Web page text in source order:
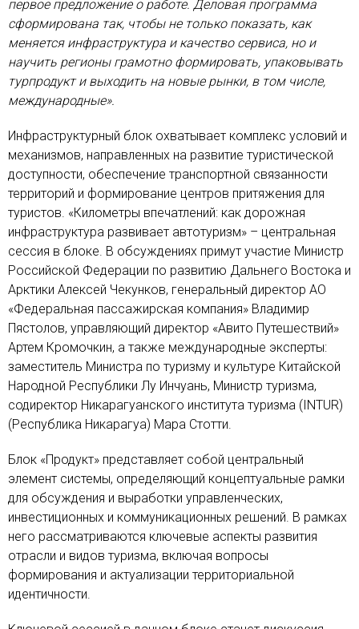
первое предложение о работе. Деловая программа
сформирована так, чтобы не только показать, как
меняется инфраструктура и качество сервиса, но и
научить регионы грамотно формировать, упаковывать
турпродукт и выходить на новые рынки, в том числе,
международные».
Инфраструктурный блок охватывает комплекс условий и
механизмов, направленных на развитие туристической
доступности, обеспечение транспортной связанности
территорий и формирование центров притяжения для
туристов. «Километры впечатлений: как дорожная
инфраструктура развивает автотуризм» – центральная
сессия в блоке. В обсуждениях примут участие Министр
Российской Федерации по развитию Дальнего Востока и
Арктики Алексей Чекунков, генеральный директор АО
«Федеральная пассажирская компания» Владимир
Пястолов, управляющий директор «Авито Путешествий»
Артем Кромочкин, а также международные эксперты:
заместитель Министра по туризму и культуре Китайской
Народной Республики Лу Инчуань, Министр туризма,
содиректор Никарагуанского института туризма (INTUR)
(Республика Никарагуа) Мара Стотти.
Блок «Продукт» представляет собой центральный
элемент системы, определяющий концептуальные рамки
для обсуждения и выработки управленческих,
инвестиционных и коммуникационных решений. В рамках
него рассматриваются ключевые аспекты развития
отрасли и видов туризма, включая вопросы
формирования и актуализации территориальной
идентичности.